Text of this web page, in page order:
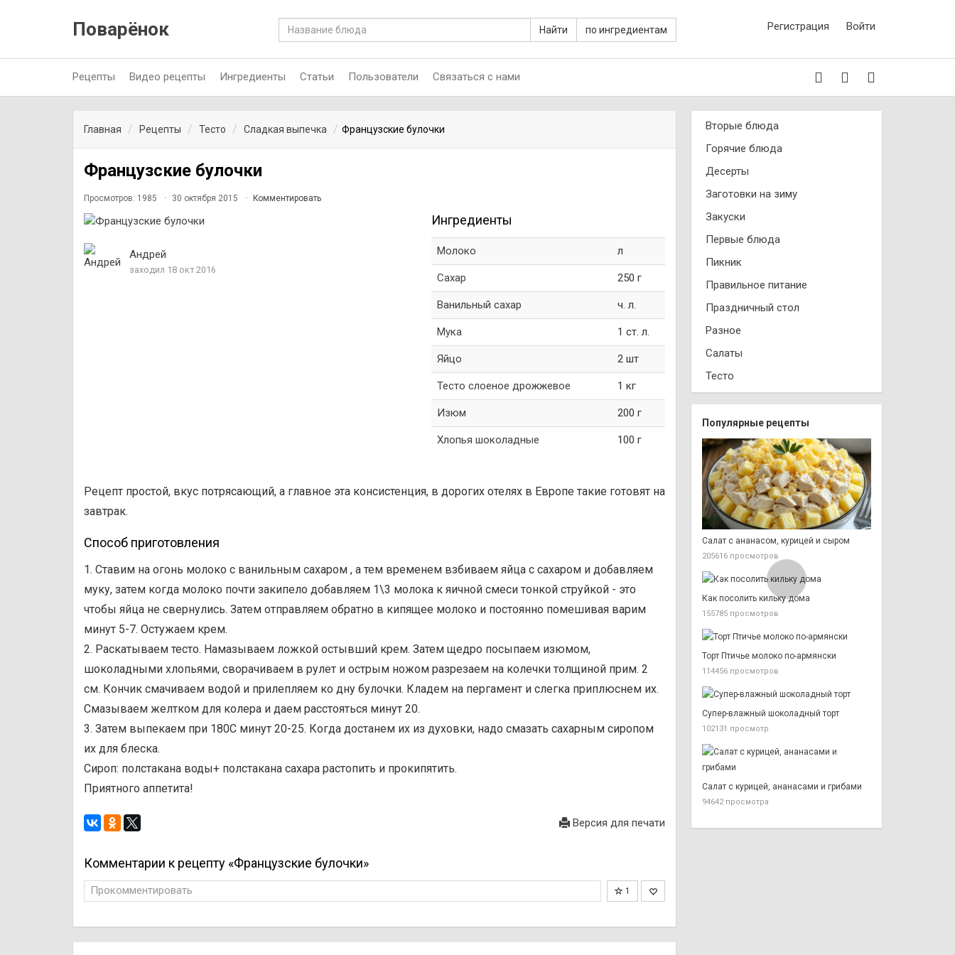
Поварёнок Найти по ингредиентам Регистрация Войти
Рецепты Видео рецепты Ингредиенты Статьи Пользователи Связаться с нами
Главная Рецепты Тесто Сладкая выпечка Французские булочки
Французские булочки
Просмотров: 1985 30 октября 2015 Комментировать
Андрей
заходил 18 окт 2016
Ингредиенты
Молоко л
Сахар 250 г
Ванильный сахар ч. л.
Мука 1 ст. л.
Яйцо 2 шт
Тесто слоеное дрожжевое 1 кг
Изюм 200 г
Хлопья шоколадные 100 г
Рецепт простой, вкус потрясающий, а главное эта консистенция, в дорогих отелях в Европе такие готовят на
завтрак.
Способ приготовления
1. Ставим на огонь молоко с ванильным сахаром , а тем временем взбиваем яйца с сахаром и добавляем
муку, затем когда молоко почти закипело добавляем 1\3 молока к яичной смеси тонкой струйкой - это
чтобы яйца не свернулись. Затем отправляем обратно в кипящее молоко и постоянно помешивая варим
минут 5-7. Остужаем крем.
2. Раскатываем тесто. Намазываем ложкой остывший крем. Затем щедро посыпаем изюмом,
шоколадными хлопьями, сворачиваем в рулет и острым ножом разрезаем на колечки толщиной прим. 2
см. Кончик смачиваем водой и прилепляем ко дну булочки. Кладем на пергамент и слегка приплюснем их.
Смазываем желтком для колера и даем расстояться минут 20.
3. Затем выпекаем при 180С минут 20-25. Когда достанем их из духовки, надо смазать сахарным сиропом
их для блеска.
Сироп: полстакана воды+ полстакана сахара растопить и прокипятить.
Приятного аппетита!
Версия для печати
Комментарии к рецепту «Французские булочки»
1
Прокомментировать
Вторые блюда
Горячие блюда
Десерты
Заготовки на зиму
Закуски
Первые блюда
Пикник
Правильное питание
Праздничный стол
Разное
Салаты
Тесто
Популярные рецепты
Салат с ананасом, курицей и сыром
205616 просмотров
Как посолить кильку дома
155785 просмотров
Торт Птичье молоко по-армянски
114456 просмотров
Супер-влажный шоколадный торт
102131 просмотр
Салат с курицей, ананасами и грибами
94642 просмотра